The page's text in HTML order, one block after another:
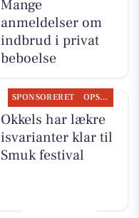
Mange
anmeldelser om
indbrud i privat
beboelse
SPONSORERET OPSLAGSTAVLEN
Okkels har lækre
isvarianter klar til
Smuk festival